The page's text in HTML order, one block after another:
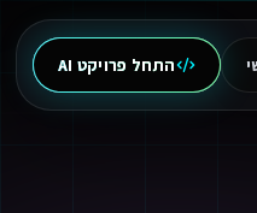
התחל פרויקט AI